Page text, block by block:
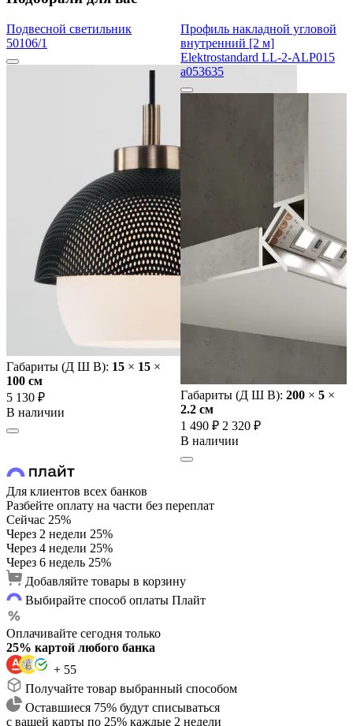
Подвесной светильник
50106/1
Габариты (Д Ш В): 15 × 15 ×
100 cм
5 130 ₽
В наличии
Профиль накладной угловой
внутренний [2 м]
Elektrostandard LL-2-ALP015
a053635
Габариты (Д Ш В): 200 × 5 ×
2.2 cм
1 490 ₽ 2 320 ₽
В наличии
Для клиентов всех банков
Разбейте оплату на части без переплат
Сейчас 25%
Через 2 недели 25%
Через 4 недели 25%
Через 6 недель 25%
Добавляйте товары в корзину
Выбирайте способ оплаты Плайт
Оплачивайте сегодня только
25% картой любого банка
+ 55
Получайте товар выбранный способом
Оставшиеся 75% будут списываться
с вашей карты по 25% каждые 2 недели